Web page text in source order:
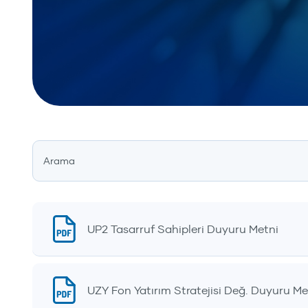
UP2 Tasarruf Sahipleri Duyuru Metni
UZY Fon Yatırım Stratejisi Değ. Duyuru